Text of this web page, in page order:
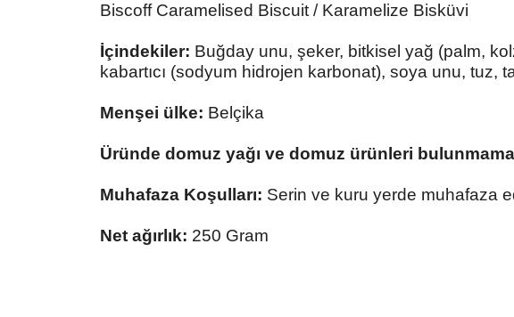
Biscoff Caramelised Biscuit / Karamelize Bisküvi
İçindekiler: Buğday unu, şeker, bitkisel yağ (palm,
kabartıcı (sodyum hidrojen karbonat), soya unu, tuz,
Menşei ülke: Belçika
Üründe domuz yağı ve domuz ürünleri
Muhafaza Koşulları: Serin ve kuru yerde muhafaza
Net ağırlık: 250 Gram